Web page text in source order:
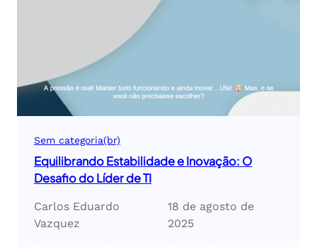
Sem categoria(br)
Equilibrando Estabilidade e Inovação: O
Desafio do Líder de TI
Carlos Eduardo
Vazquez
18 de agosto de
2025